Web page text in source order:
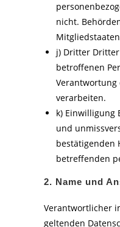
nicht.
j) Dritter
betroffenen
Verantwortung
verarbeiten.
k) Einwilligung
und
bestätigenden
betreffenden
2. Name und
Verantwortlicher
geltenden